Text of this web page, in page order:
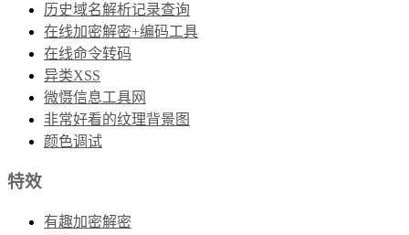
历史域名解析记录查询
在线加密解密+编码工具
在线命令转码
异类XSS
微慑信息工具网
非常好看的纹理背景图
颜色调试
特效
有趣加密解密